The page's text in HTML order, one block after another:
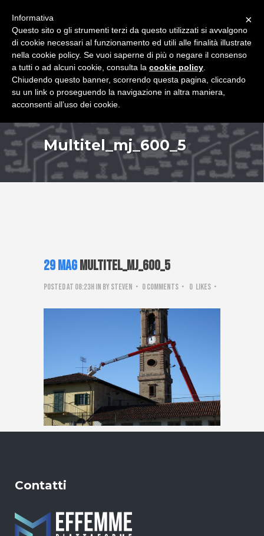
Multitel_mj_600_5
29 MagMultitel_mj_600_5
Posted at 08:23hin by steven 0 Comments 0 Likes
Contatti
×
Informativa
Questo sito o gli strumenti terzi da questo utilizzati si avvalgono
di cookie necessari al funzionamento ed utili alle finalità illustrate
nella cookie policy. Se vuoi saperne di più o negare il consenso
a tutti o ad alcuni cookie, consulta la cookie policy
Chiudendo questo banner, scorrendo questa pagina, cliccando
su un link o proseguendo la navigazione in altra maniera,
acconsenti all’uso dei cookie.